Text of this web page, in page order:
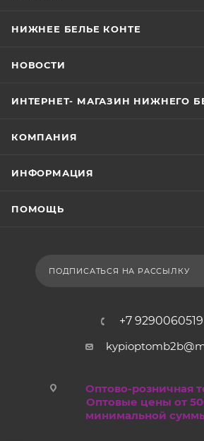
НИЖНЕЕ БЕЛЬЕ КОНТЕ
НОВОСТИ
ИНТЕРНЕТ- МАГАЗИН НИЖНЕГО
КОМПАНИЯ
ИНФОРМАЦИЯ
ПОМОЩЬ
ПОДПИСАТЬСЯ НА РАССЫЛКУ
+7 9290060519
Оптово-розничная
Оптовые цены от
минимальной